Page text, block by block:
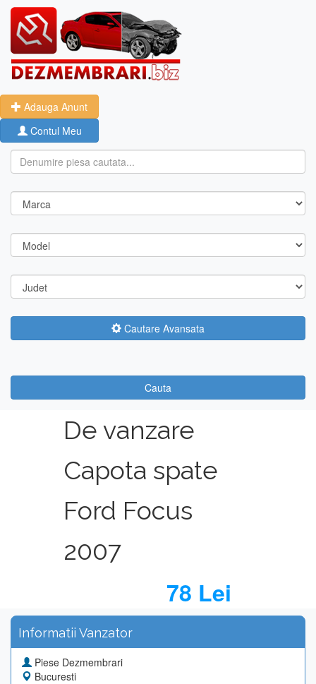
Adauga Anunt
Contul Meu
Cautare Avansata
Cauta
De vanzare
Capota spate
Ford Focus
2007
78 Lei
Informatii Vanzator
Piese Dezmembrari
Bucuresti